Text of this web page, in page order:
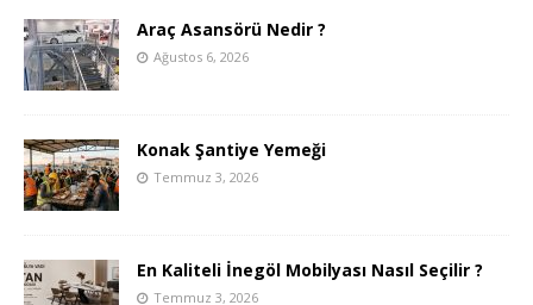
Araç Asansörü Nedir ?
Ağustos 6, 2026
Konak Şantiye Yemeği
Temmuz 3, 2026
En Kaliteli İnegöl Mobilyası Nasıl Seçilir ?
Temmuz 3, 2026